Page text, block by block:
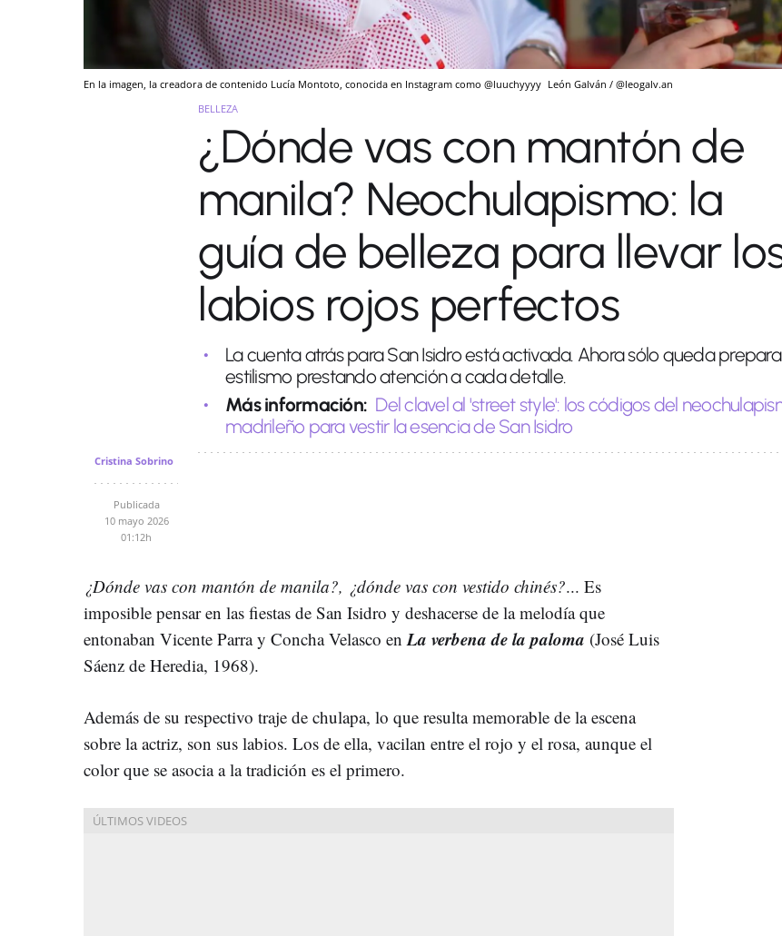
En la imagen, la creadora de contenido Lucía Montoto, conocida en Instagram como @luuchyyyy León Galván / @leogalv.an
BELLEZA
¿Dónde vas con mantón de
manila? Neochulapismo: la
guía de belleza para llevar
labios rojos perfectos
La cuenta atrás para San Isidro está activada. Ahora sólo queda
estilismo prestando atención a cada detalle.
Más información: Del clavel al 'street style': los códigos del
madrileño para vestir la esencia de San Isidro
Cristina Sobrino
Publicada
10 mayo 2026
01:12h
¿Dónde vas con mantón de manila?, ¿dónde vas con vestido chinés?... Es
imposible pensar en las fiestas de San Isidro y deshacerse de la melodía que
entonaban Vicente Parra y Concha Velasco en La verbena de la paloma (José Luis
Sáenz de Heredia, 1968).
Además de su respectivo traje de chulapa, lo que resulta memorable de la escena
sobre la actriz, son sus labios. Los de ella, vacilan entre el rojo y el rosa, aunque el
color que se asocia a la tradición es el primero.